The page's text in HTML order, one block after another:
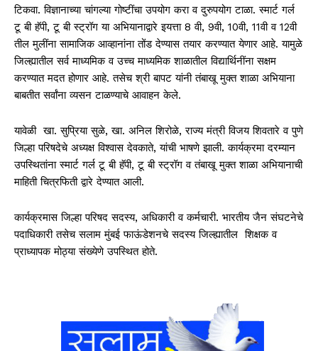
टिकवा. विज्ञानाच्या चांगल्या गोष्टींचा उपयोग करा व दुरुपयोग टाळा. स्मार्ट गर्ल
टू बी हॅपी, टू बी स्ट्रॉग या अभियानाद्वारे इयत्ता 8 वी, 9वी, 10वी, 11वी व 12वी
तील मुलींना सामाजिक आव्हानांना तोंड देण्यास तयार करण्यात येणार आहे. यामुळे
जिल्ह्यातील सर्व माध्यमिक व उच्च माध्यमिक शाळातील विद्यार्थिनींना सक्षम
करण्यात मदत होणार आहे. तसेच श्री बापट यांनी तंबाखू मुक्त शाळा अभियाना
बाबतीत सर्वांना व्यसन टाळण्याचे आवाहन केले.
यावेळी खा. सुप्रिया सुळे, खा. अनिल शिरोळे, राज्य मंत्री विजय शिवतारे व पुणे
जिल्हा परिषदेचे अध्यक्ष विश्वास देवकाते, यांची भाषणे झाली. कार्यक्रमा दरम्यान
उपस्थितांना स्मार्ट गर्ल टू बी हॅपी, टू बी स्ट्रॉग व तंबाखू मुक्त शाळा अभियानाची
माहिती चित्रफिती द्वारे देण्यात आली.
कार्यक्रमास जिल्हा परिषद सदस्य, अधिकारी व कर्मचारी. भारतीय जैन संघटनेचे
पदाधिकारी तसेच सलाम मुंबई फाऊंडेशनचे सदस्य जिल्ह्यातील शिक्षक व
प्राध्यापक मोठ्या संख्येणे उपस्थित होते.